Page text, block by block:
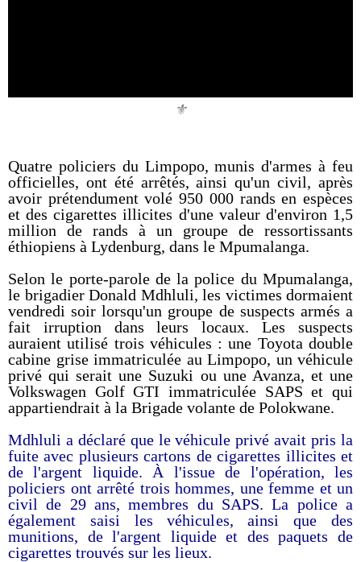
⚜️
Quatre policiers du Limpopo, munis d'armes à feu
officielles, ont été arrêtés, ainsi qu'un civil, après
avoir prétendument volé 950 000 rands en espèces
et des cigarettes illicites d'une valeur d'environ 1,5
million de rands à un groupe de ressortissants
éthiopiens à Lydenburg, dans le Mpumalanga.
Selon le porte-parole de la police du Mpumalanga,
le brigadier Donald Mdhluli, les victimes dormaient
vendredi soir lorsqu'un groupe de suspects armés a
fait irruption dans leurs locaux. Les suspects
auraient utilisé trois véhicules : une Toyota double
cabine grise immatriculée au Limpopo, un véhicule
privé qui serait une Suzuki ou une Avanza, et une
Volkswagen Golf GTI immatriculée SAPS et qui
appartiendrait à la Brigade volante de Polokwane.
Mdhluli a déclaré que le véhicule privé avait pris la
fuite avec plusieurs cartons de cigarettes illicites et
de l'argent liquide. À l'issue de l'opération, les
policiers ont arrêté trois hommes, une femme et un
civil de 29 ans, membres du SAPS. La police a
également saisi les véhicules, ainsi que des
munitions, de l'argent liquide et des paquets de
cigarettes trouvés sur les lieux.